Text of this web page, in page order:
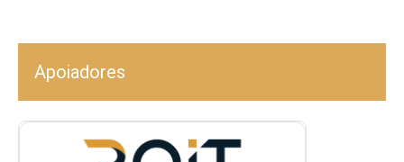
Apoiadores